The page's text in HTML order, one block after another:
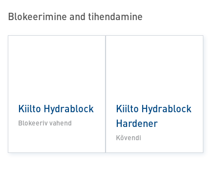
Blokeerimine and tihendamine
Kiilto Hydrablock
Blokeeriv vahend
Kiilto Hydrablock
Hardener
Kõvendi